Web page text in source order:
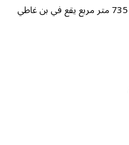
تقدم درفن العقارية للايجار مساحته 735 متر مربع يقع في بن غاطي